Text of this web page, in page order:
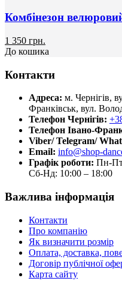
Комбінезон
1 350 грн.
До кошика
Контакти
Адреса: м. Чернігів,
Франківськ, вул.
Телефон Чернігів:
Телефон Івано-
Viber/ Telegram/
Email: info@shop-
Графік роботи: Пн-
Сб-Нд: 10:00 – 18:00
Важлива інформація
Контакти
Про компанію
Як визначити розмір
Оплата, доставка,
Договір публічної
Карта сайту